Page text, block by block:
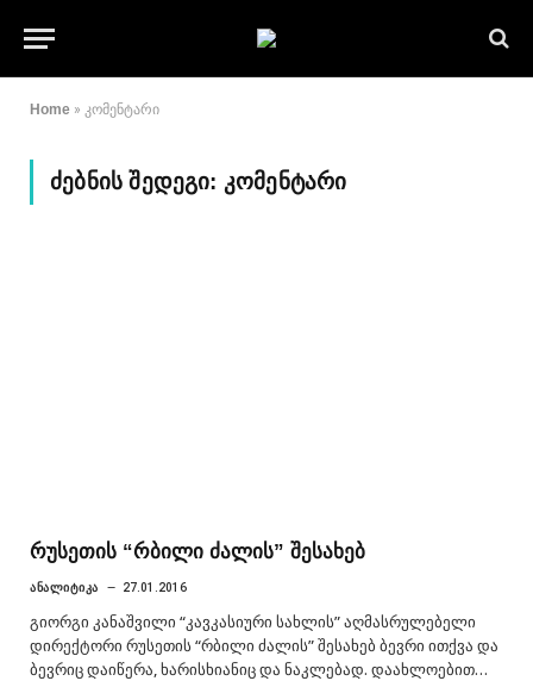
Home » კომენტარი
ᲫᲔᲑᲜᲘᲡ ᲨᲔᲓᲔᲒᲘ: ᲙᲝᲛᲔᲜᲢᲐᲠᲘ
რუსეთის “რბილი ძალის” შესახებ
ᲐᲜᲐᲚᲘᲢᲘᲙᲐ 27.01.2016
გიორგი კანაშვილი “კავკასიური სახლის” აღმასრულებელი
დირექტორი რუსეთის “რბილი ძალის” შესახებ ბევრი ითქვა და
ბევრიც დაიწერა, ხარისხიანიც და ნაკლებად. დაახლოებით…